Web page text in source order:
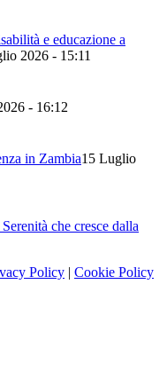
e educazione a
2026 - 15:11
- 16:12
in Zambia15 Luglio
che cresce dalla
Policy | Cookie Policy